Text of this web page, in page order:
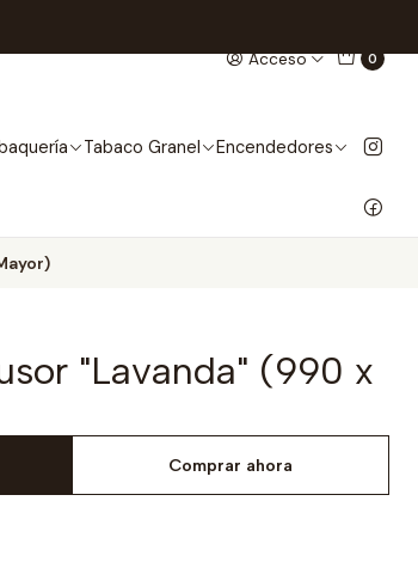
Acceso 0
Tabaco Granel Encendedores
"Lavanda" (990 x
Comprar ahora